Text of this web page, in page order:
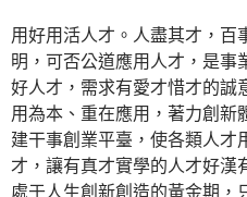
用好用活人才。人盡其才，百
明，可否公道應用人才，是事
好人才，需求有愛才惜才的誠
用為本、重在應用，著力創新
建干事創業平臺，使各類人才
才，讓有真才實學的人才好漢
處于人生創新創造的黃金期，